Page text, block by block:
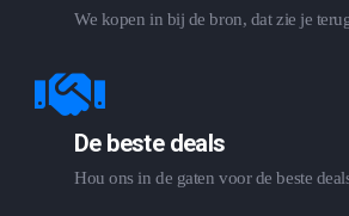
We kopen in bij de bron, dat zie je
De beste deals
Hou ons in de gaten voor de beste